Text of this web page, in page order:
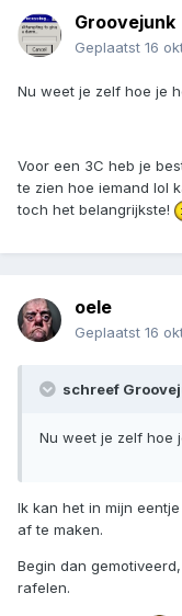
Groovejunk
Geplaatst 16
Nu weet je zelf hoe je
Voor een 3C heb je
te zien hoe iemand lol
toch het belangrijkste!
oele
Geplaatst 16
schreef
Nu weet je zelf hoe
Ik kan het in mijn
af te maken.
Begin dan
rafelen.